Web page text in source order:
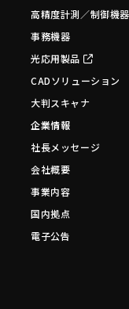
高精度計測／制御機器
事務機器
光応用製品
CADソリューション
大判スキャナ
企業情報
社長メッセージ
会社概要
事業内容
国内拠点
電子公告